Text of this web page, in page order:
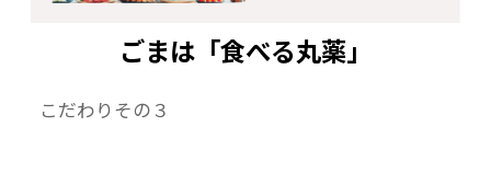
ごまは「食べる丸薬」
こだわりその３